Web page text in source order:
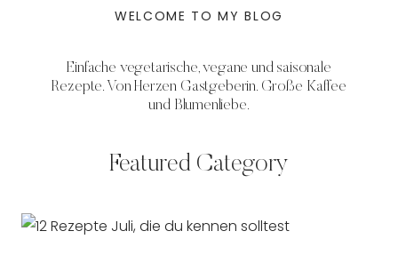
WELCOME TO MY BLOG
Einfache vegetarische, vegane und saisonale
Rezepte. Von Herzen Gastgeberin. Große Kaffee
und Blumenliebe.
Featured Category